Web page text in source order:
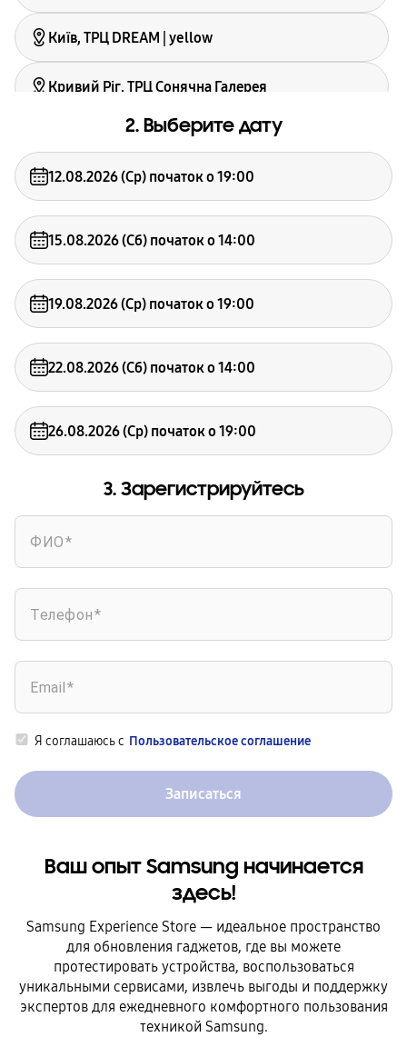
Київ, ТРЦ DREAM | yellow
Кривий Ріг, ТРЦ Сонячна Галерея
Київ, ТРЦ BLOCKBUSTER MALL
Київ, ТРЦ Lavina Mall
Дніпро, ТРЦ Пассаж
Житомир, ТЦ Глобал UA
Івано-Франківськ, ТРЦ Велес
Луцьк, ТРЦ Порт Сіті
Онлайн майстер-клас
2. Выберите дату
12.08.2026 (Ср) початок о 19:00
15.08.2026 (Сб) початок о 14:00
19.08.2026 (Ср) початок о 19:00
22.08.2026 (Сб) початок о 14:00
26.08.2026 (Ср) початок о 19:00
3. Зарегистрируйтесь
ФИО
Телефон
Email
Я соглашаюсь с Пользовательское соглашение
Записаться
Ваш опыт Samsung начинается
здесь!
Samsung Experience Store — идеальное пространство
для обновления гаджетов, где вы можете
протестировать устройства, воспользоваться
уникальными сервисами, извлечь выгоды и поддержку
экспертов для ежедневного комфортного пользования
техникой Samsung.